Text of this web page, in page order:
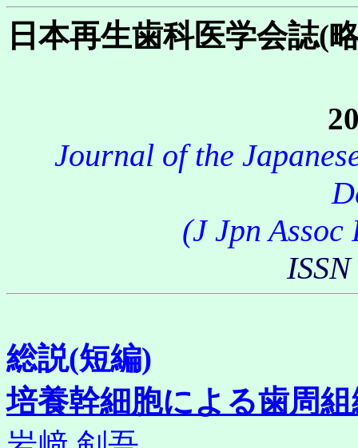
日本再生歯科医学会
Journal of the
(J Jpn Assoc
総説(短編)
培養幹細胞による歯周